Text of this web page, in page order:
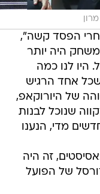
הפסד קשה",
היה יותר
לנו כמה
שכל אחד הרגיש
של היורוקאפ,
שנוכל לבנות
מדי, הנענו
זה היה
של הפועל